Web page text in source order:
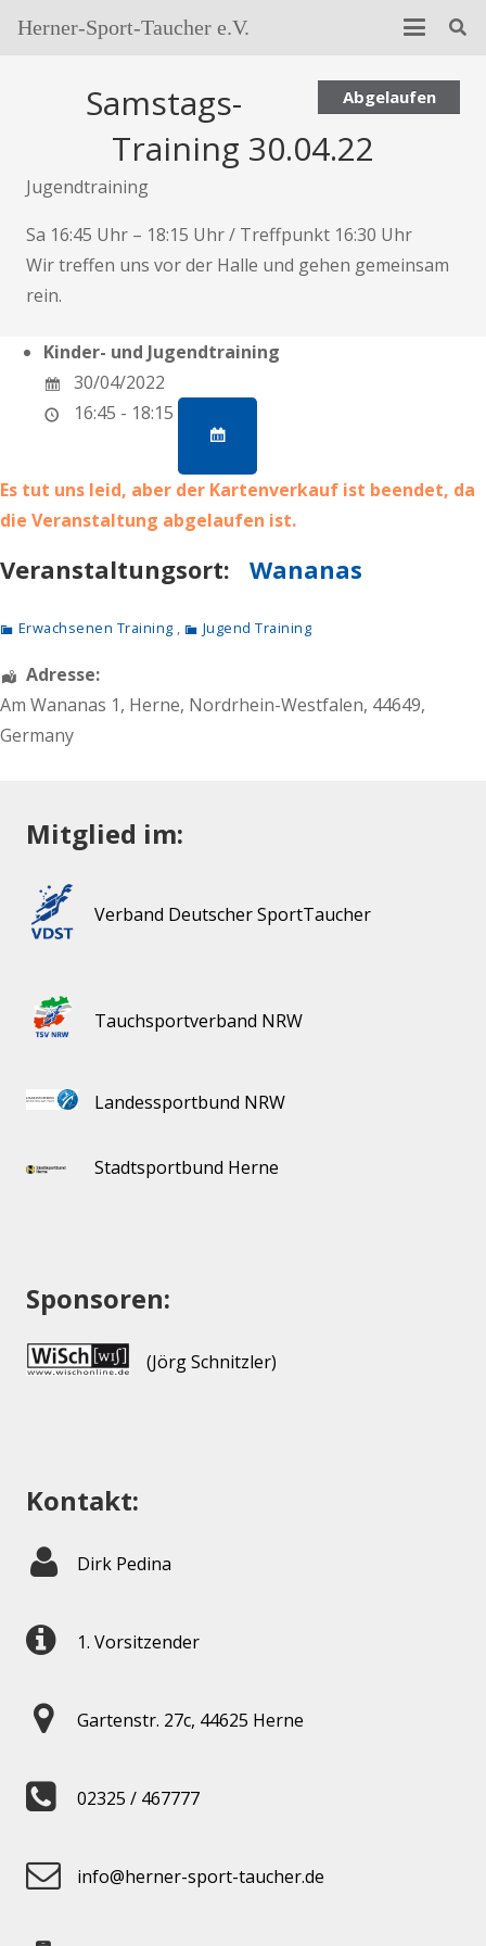
Herner-Sport-Taucher e.V.
Abgelaufen
Samstags-
Training 30.04.22
Jugendtraining
Sa 16:45 Uhr – 18:15 Uhr / Treffpunkt 16:30 Uhr
Wir treffen uns vor der Halle und gehen gemeinsam
rein.
Kinder- und Jugendtraining
30/04/2022
16:45 - 18:15
Es tut uns leid, aber der Kartenverkauf ist beendet, da
die Veranstaltung abgelaufen ist.
Veranstaltungsort: Wananas
Erwachsenen Training , Jugend Training
Adresse:
Am Wananas 1, Herne, Nordrhein-Westfalen, 44649,
Germany
Mitglied im:
Verband Deutscher SportTaucher
Tauchsportverband NRW
Landessportbund NRW
Stadtsportbund Herne
Sponsoren:
(Jörg Schnitzler)
Kontakt:
Dirk Pedina
1. Vorsitzender
Gartenstr. 27c, 44625 Herne
02325 / 467777
info@herner-sport-taucher.de